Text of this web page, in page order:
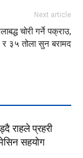
Next article
चोरी गर्ने पक्राउ,
३५ तोला सुन बरामद
राहले प्रहरी
सहयोग